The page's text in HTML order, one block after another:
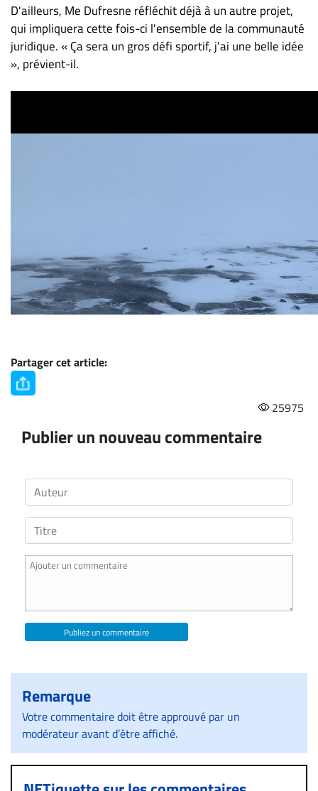
D'ailleurs, Me Dufresne réfléchit déjà à un autre projet,
qui impliquera cette fois-ci l'ensemble de la communauté
juridique. « Ça sera un gros défi sportif, j'ai une belle idée
», prévient-il.
Partager cet article:
25975
Publier un nouveau commentaire
Publiez un commentaire
Remarque
Votre commentaire doit être approuvé par un
modérateur avant d’être affiché.